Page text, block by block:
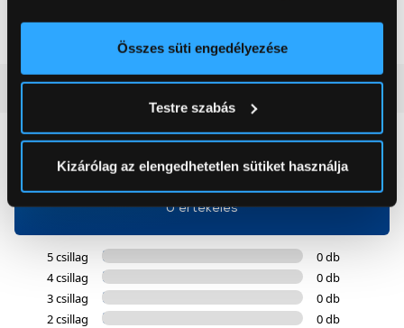
elhelyezkedéséről pár méteres pontossággal
Az Ön készülékén beazonosítása annak konkrét
módjairól és adja meg preferenciáit aRészletek
pontban. Bármikor módosíthatja vagy visszavonhatja a
Sütinyilatkozathoz való hozzájárulását.
szolgáltatásaink biztosításához szükségesek. Az oldal
használatával Ön elfogadja a cookie-k használatát.
További információk:ÁSZFésAdatvédelem
Összes süti engedélyezése
Testre szabás
Kizárólag az elengedhetetlen sütiket használja
Vásárlói vélemények(0)
0
0 értékelés
5 csillag
0 db
4 csillag
0 db
3 csillag
0 db
2 csillag
0 db